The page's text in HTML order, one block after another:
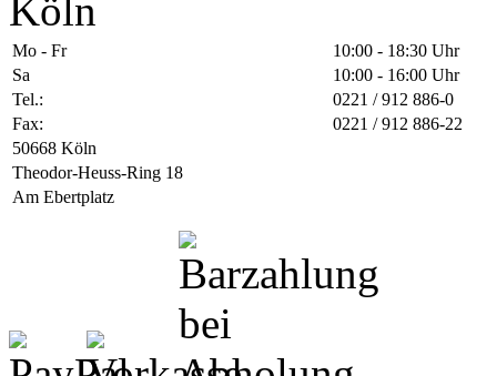
Köln
Mo - Fr
10:00 - 18:30 Uhr
Sa
10:00 - 16:00 Uhr
Tel.:
0221 / 912 886-0
Fax:
0221 / 912 886-22
50668 Köln
Theodor-Heuss-Ring 18
Am Ebertplatz